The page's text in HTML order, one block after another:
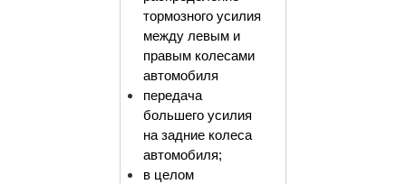
тормозного усилия
между левым и
правым колесами
автомобиля
передача
большего усилия
на задние колеса
автомобиля;
в целом